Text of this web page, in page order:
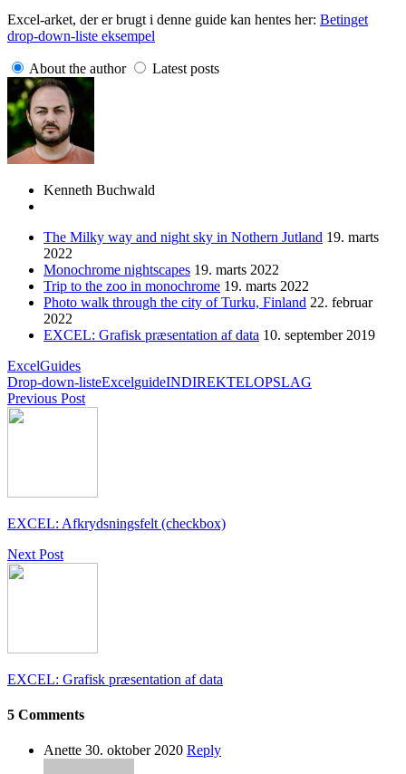
Excel-arket, der er brugt i denne guide kan hentes her: Betinget
drop-down-liste eksempel
About the author Latest posts
Kenneth Buchwald
The Milky way and night sky in Nothern Jutland 19. marts
2022
Monochrome nightscapes 19. marts 2022
Trip to the zoo in monochrome 19. marts 2022
Photo walk through the city of Turku, Finland 22. februar
2022
EXCEL: Grafisk præsentation af data 10. september 2019
ExcelGuides
Drop-down-listeExcelguideINDIREKTELOPSLAG
Previous Post
EXCEL: Afkrydsningsfelt (checkbox)
Next Post
EXCEL: Grafisk præsentation af data
5 Comments
Anette 30. oktober 2020 Reply